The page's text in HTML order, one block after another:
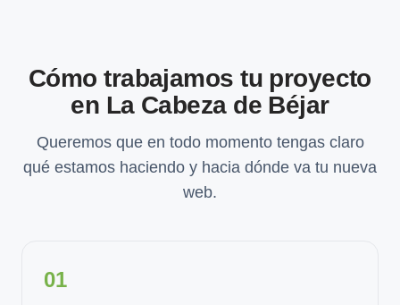
Cómo trabajamos tu proyecto
en La Cabeza de Béjar
Queremos que en todo momento tengas claro
qué estamos haciendo y hacia dónde va tu nueva
web.
01